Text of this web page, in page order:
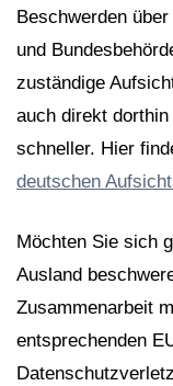
Beschwerden
und
zuständige
auch direkt
schneller. Hier
deutschen
Möchten Sie sich
Ausland
Zusammenarbeit
entsprechenden